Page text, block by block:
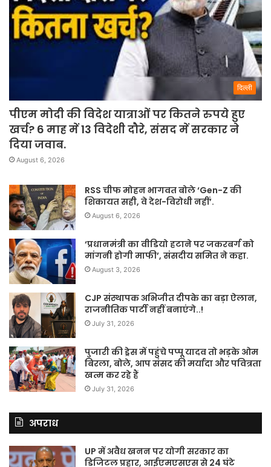
दिल्ली
पीएम मोदी की विदेश यात्राओं पर कितने रुपये हुए
खर्च? 6 माह में 13 विदेशी दौरे, संसद में सरकार ने
दिया जवाब.
August 6, 2026
RSS चीफ मोहन भागवत बोले ‘Gen-Z की
शिकायत सही, वे देश-विरोधी नहीं’.
August 6, 2026
‘प्रधानमंत्री का वीडियो हटाने पर जकरबर्ग को
मांगनी होगी माफी’, संसदीय समित ने कहा.
August 3, 2026
CJP संस्थापक अभिजीत दीपके का बड़ा ऐलान,
राजनीतिक पार्टी नहीं बनाएंगे..!
July 31, 2026
पुजारी की ड्रेस में पहुंचे पप्पू यादव तो भड़के ओम
बिरला, बोले, आप संसद की मर्यादा और पवित्रता
खत्म कर रहे हैं
July 31, 2026
अपराध
UP में अवैध खनन पर योगी सरकार का
डिजिटल प्रहार, आईएमएसएस से 24 घंटे